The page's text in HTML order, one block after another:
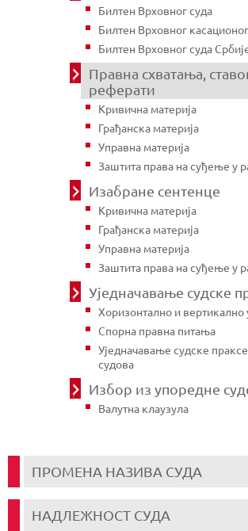
Билтен Врховног суда
Билтен Врховног
Билтен Врховног суда
Правна схватања,
реферати
Кривична материја
Грађанска материја
Управна материја
Заштита права на суђење у
Изабране сентенце
Кривична материја
Грађанска материја
Управна материја
Заштита права на суђење у
Уједначавање судске
Хоризонтално и вертикално
Спорна правна питања
Уједначавање судске
судова
Избор из упоредне
Валутна клаузула
ПРОМЕНА НАЗИВА СУДА
НАДЛЕЖНОСТ СУДА